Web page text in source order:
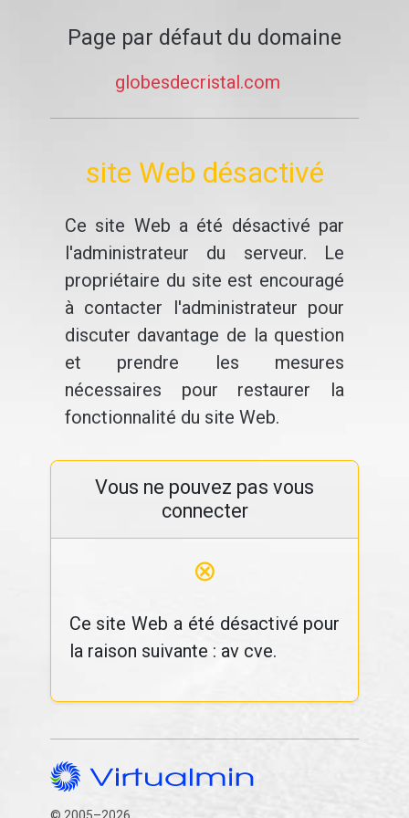
Page par défaut du domaine
globesdecristal.com
site Web désactivé
Ce site Web a été désactivé par
l'administrateur du serveur. Le
propriétaire du site est encouragé
à contacter l'administrateur pour
discuter davantage de la question
et prendre les mesures
nécessaires pour restaurer la
fonctionnalité du site Web.
Vous ne pouvez pas vous
connecter
⊗
Ce site Web a été désactivé pour
la raison suivante : av cve.